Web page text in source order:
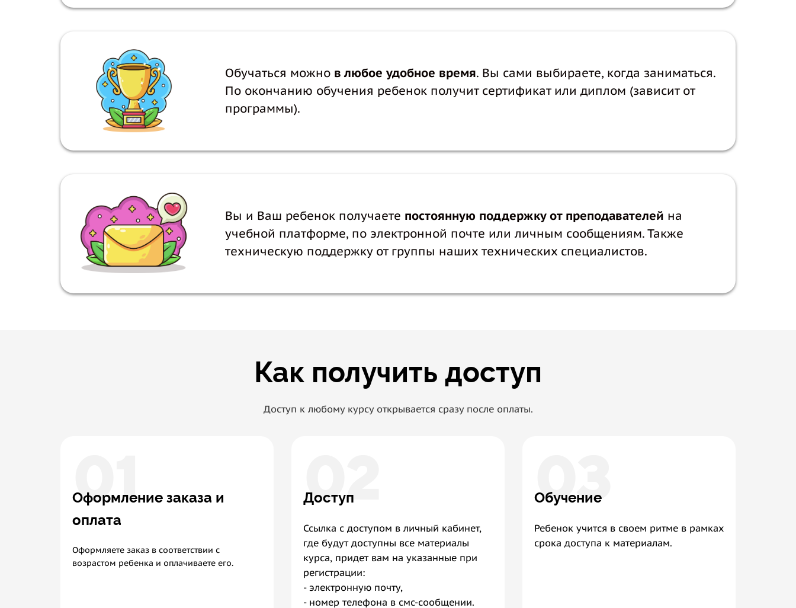
Обучаться можно в любое удобное время. Вы сами выбираете, когда заниматься.
По окончанию обучения ребенок получит сертификат или диплом (зависит от
программы).
Вы и Ваш ребенок получаете постоянную поддержку от преподавателей на
учебной платформе, по электронной почте или личным сообщениям. Также
техническую поддержку от группы наших технических специалистов.
Как получить доступ
Доступ к любому курсу открывается сразу после оплаты.
01
Оформление заказа и
оплата
Оформляете заказ в соответствии с
возрастом ребенка и оплачиваете его.
02
Доступ
Ссылка с доступом в личный кабинет,
где будут доступны все материалы
курса, придет вам на указанные при
регистрации:
- электронную почту,
- номер телефона в смс-сообщении.
03
Обучение
Ребенок учится в своем ритме в рамках
срока доступа к материалам.